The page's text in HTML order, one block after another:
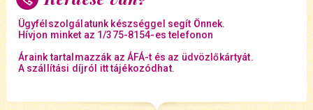
Ügyfélszolgálatunk készséggel segít Önnek.
Hívjon minket az 1/375-8154-es telefonon
Áraink tartalmazzák az ÁFÁ-t és az üdvözlőkártyát.
A szállítási díjról itt tájékozódhat.